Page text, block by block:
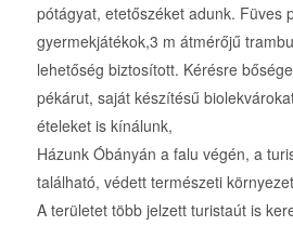
pótágyat, etetőszéket adunk. Füves
gyermekjátékok,3 m átmérőjű
lehetőség biztosított. Kérésre
pékárut, saját készítésű
ételeket is kínálunk,
Házunk Óbányán a falu végén, a
található, védett természeti
A területet több jelzett turistaút is